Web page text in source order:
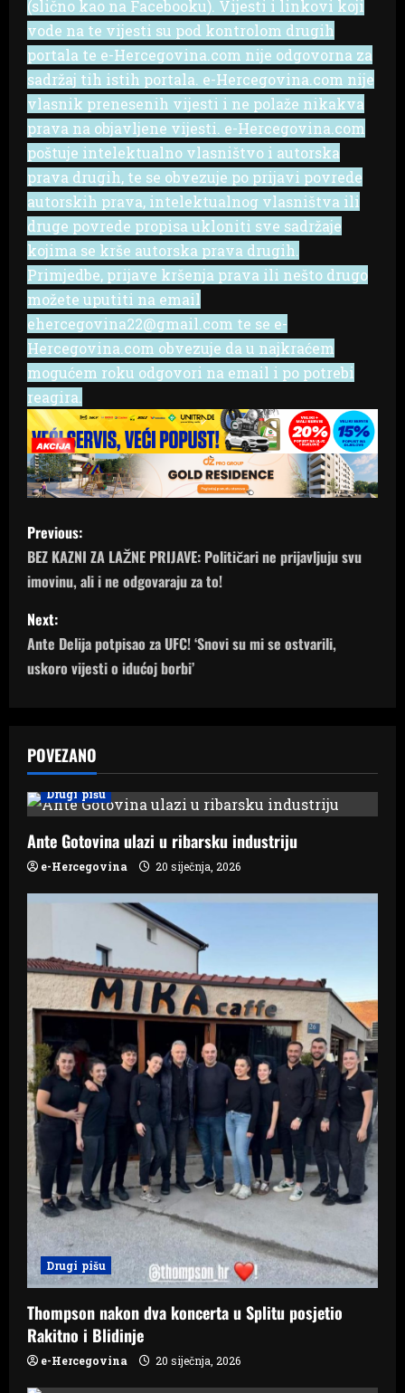
(slično kao na Facebooku). Vijesti i linkovi koji
vode na te vijesti su pod kontrolom drugih
portala te e-Hercegovina.com nije odgovorna za
sadržaj tih istih portala. e-Hercegovina.com nije
vlasnik prenesenih vijesti i ne polaže nikakva
prava na objavljene vijesti. e-Hercegovina.com
poštuje intelektualno vlasništvo i autorska
prava drugih, te se obvezuje po prijavi povrede
autorskih prava, intelektualnog vlasništva ili
druge povrede propisa ukloniti sve sadržaje
kojima se krše autorska prava drugih.
Primjedbe, prijave kršenja prava ili nešto drugo
možete uputiti na email
ehercegovina22@gmail.com te se e-
Hercegovina.com obvezuje da u najkraćem
mogućem roku odgovori na email i po potrebi
reagira.
P
o
s
t
n
v
i
g
a
t
o
n
Previous:
BEZ KAZNI ZA LAŽNE PRIJAVE: Političari ne prijavljuju svu
imovinu, ali i ne odgovaraju za to!
Next:
Ante Delija potpisao za UFC! ‘Snovi su mi se ostvarili,
uskoro vijesti o idućoj borbi’
POVEZANO
Drugi pišu
Ante Gotovina ulazi u ribarsku industriju
e-Hercegovina 20 siječnja, 2026
Drugi pišu
Thompson nakon dva koncerta u Splitu posjetio
Rakitno i Blidinje
e-Hercegovina 20 siječnja, 2026